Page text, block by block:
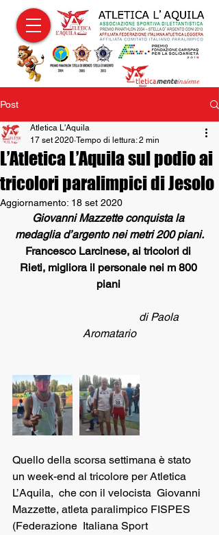
Post
L’Atletica L’Aquila sul podio ai
tricolori paralimpici di Jesolo
Atletica L'Aquila
17 set 2020 Tempo di lettura: 2 min
Aggiornamento: 18 set 2020
Giovanni Mazzette conquista la
medaglia d’argento nei metri 200 piani.
Francesco Larcinese, ai tricolori di
Rieti, migliora il personale nei m 800
piani
Aromatario
Quello della scorsa settimana è stato
un week-end al tricolore per Atletica
L’Aquila,  che con il velocista  Giovanni
Mazzette, atleta paralimpico FISPES
(Federazione  Italiana Sport